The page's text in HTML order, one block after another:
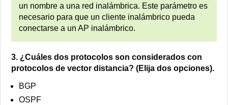
un nombre a una red inalámbrica. Este parámetro es
necesario para que un cliente inalámbrico pueda
conectarse a un AP inalámbrico.
3. ¿Cuáles dos protocolos son considerados con
protocolos de vector distancia? (Elija dos opciones).
BGP
OSPF